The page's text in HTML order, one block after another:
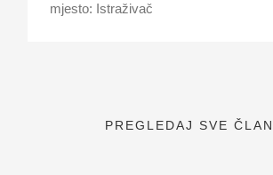
mjesto: Istraživač
PREGLEDAJ SVE